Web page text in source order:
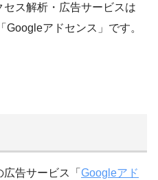
ス解析・広告サービスは
Googleアドセンス」です。
告サービス「 Googleアド